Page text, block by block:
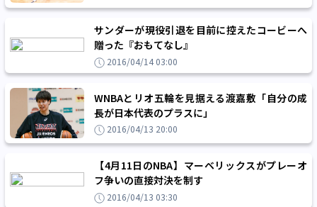
サンダーが現役引退を目前に控えたコービーへ
贈った『おもてなし』
2016/04/14 03:00
WNBAとリオ五輪を見据える渡嘉敷「自分の成
長が日本代表のプラスに」
2016/04/13 20:00
【4月11日のNBA】マーベリックスがプレーオ
フ争いの直接対決を制す
2016/04/13 03:30